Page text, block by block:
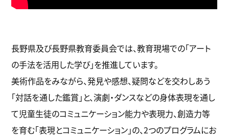
長野県及び長野県教育委員会では、教育現場での「アート
の手法を活用した学び」を推進しています。
美術作品をみながら、発見や感想、疑問などを交わしあう
「対話を通した鑑賞」と、演劇・ダンスなどの身体表現を通し
て児童生徒のコミュニケーション能力や表現力、創造力等
を育む「表現とコミュニケーション」の、2つのプログラムにお